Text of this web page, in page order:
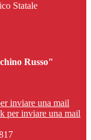
Statale
Russo"
inviare una mail
per inviare una mail